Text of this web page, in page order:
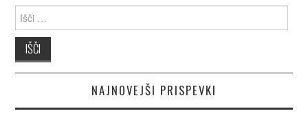
Išči:
NAJNOVEJŠI PRISPEVKI